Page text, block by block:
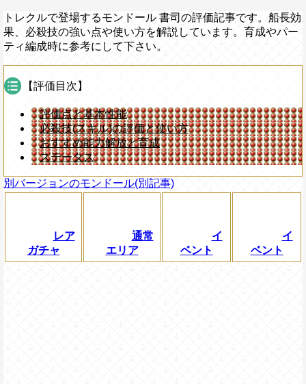
トレクルで登場するモンドール 書司の評価記事です。船長効
果、必殺技の強い点や使い方を解説しています。育成やパー
ティ編成時に参考にして下さい。
【評価目次】
評価点と基本性能
必殺技(スキル)の評価と使い方
おすすめ能力解放と育成
ステータス
別バージョンのモンドール(別記事)
レア
ガチャ
通常
エリア
イ
ベント
イ
ベント